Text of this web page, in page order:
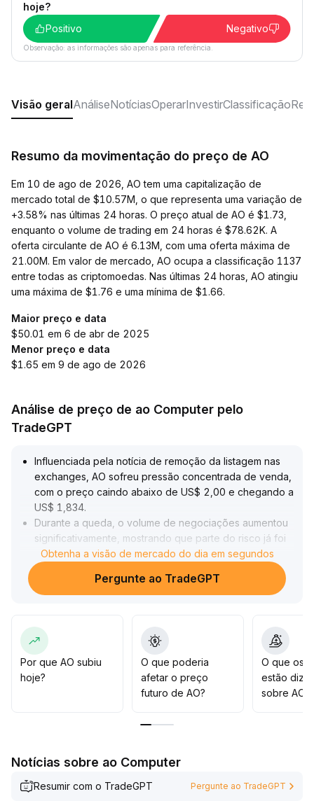
hoje?
Positivo
Negativo
Observação: as informações são apenas para referência.
Visão geralAnáliseNotíciasOperarInvestirClassificação
Resumo da movimentação do preço de AO
Em 10 de ago de 2026, AO tem uma capitalização de
mercado total de $10.57M, o que representa uma variação de
+3.58% nas últimas 24 horas. O preço atual de AO é $1.73,
enquanto o volume de trading em 24 horas é $78.62K. A
oferta circulante de AO é 6.13M, com uma oferta máxima de
21.00M. Em valor de mercado, AO ocupa a classificação 1137
entre todas as criptomoedas. Nas últimas 24 horas, AO atingiu
uma máxima de $1.76 e uma mínima de $1.66.
Maior preço e data
$50.01 em 6 de abr de 2025
Menor preço e data
$1.65 em 9 de ago de 2026
Análise de preço de ao Computer pelo
TradeGPT
Influenciada pela notícia de remoção da listagem nas
exchanges, AO sofreu pressão concentrada de venda,
com o preço caindo abaixo de US$ 2,00 e chegando a
US$ 1,834.
Durante a queda, o volume de negociações aumentou
significativamente, mostrando que parte do risco já foi
absorvida
Com a liquidez secando rapidamente, discrepâncias
extremas de preço e aumento no volume negociado
De modo geral, a restrição global de liquidez e a
diferença no apetite ao risco mantêm AO sob pressão
no curto prazo
Recomenda-se monitorar de perto o suporte chave em
US$ 1,80 e a resistência em US$ 2,00
Obtenha a visão de mercado do dia em segundos
Pergunte ao TradeGPT
Por que AO subiu
hoje?
O que poderia
afetar o preço
futuro de AO?
O que os
estão
sobre AO?
Notícias sobre ao Computer
Resumir com o TradeGPT Pergunte ao TradeGPT